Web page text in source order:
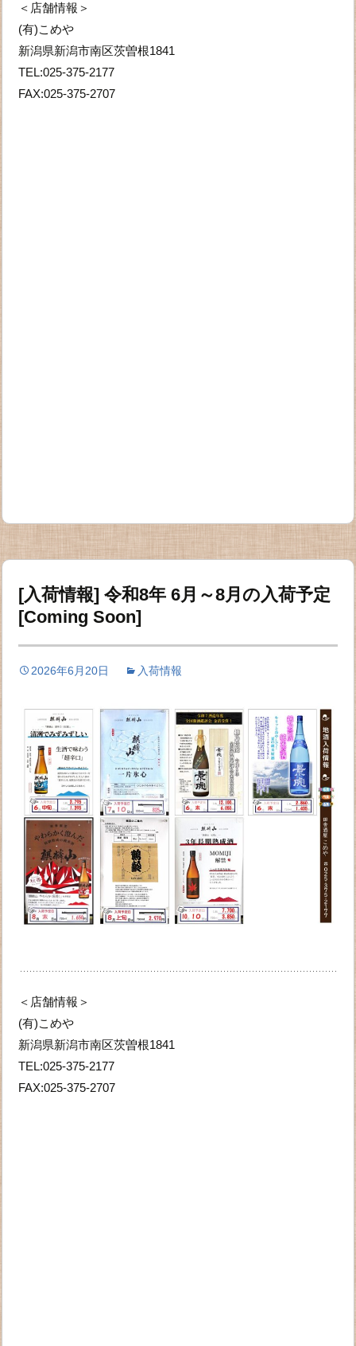
＜店舗情報＞
(有)こめや
新潟県新潟市南区茨曽根1841
TEL:025-375-2177
FAX:025-375-2707
[入荷情報] 令和8年 6月～8月の入荷予定
[Coming Soon]
2026年6月20日 入荷情報
＜店舗情報＞
(有)こめや
新潟県新潟市南区茨曽根1841
TEL:025-375-2177
FAX:025-375-2707